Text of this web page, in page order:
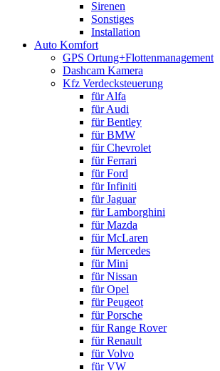
Sirenen
Sonstiges
Installation
Auto Komfort
GPS Ortung+Flottenmanagement
Dashcam Kamera
Kfz Verdecksteuerung
für Alfa
für Audi
für Bentley
für BMW
für Chevrolet
für Ferrari
für Ford
für Infiniti
für Jaguar
für Lamborghini
für Mazda
für McLaren
für Mercedes
für Mini
für Nissan
für Opel
für Peugeot
für Porsche
für Range Rover
für Renault
für Volvo
für VW